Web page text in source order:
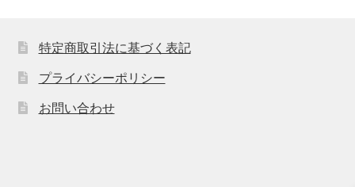
特定商取引法に基づく表記
プライバシーポリシー
お問い合わせ